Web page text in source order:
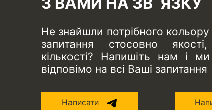
Не знайшли потрібного
запитання стосовно
кількості? Напишіть нам і
відповімо на всі Ваші запитання
Написати